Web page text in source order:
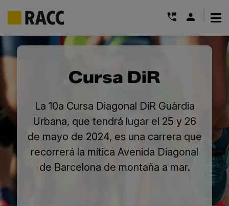
al
Cursa DiR
La 10a Cursa Diagonal DiR Guàrdia
Urbana, que tendrá lugar el 25 y 26
de mayo de 2024, es una carrera que
recorrerá la mítica Avenida Diagonal
de Barcelona de montaña a mar.